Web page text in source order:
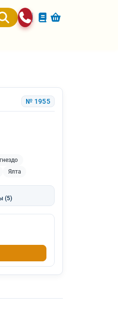
№ 1955
Ялта
(5)